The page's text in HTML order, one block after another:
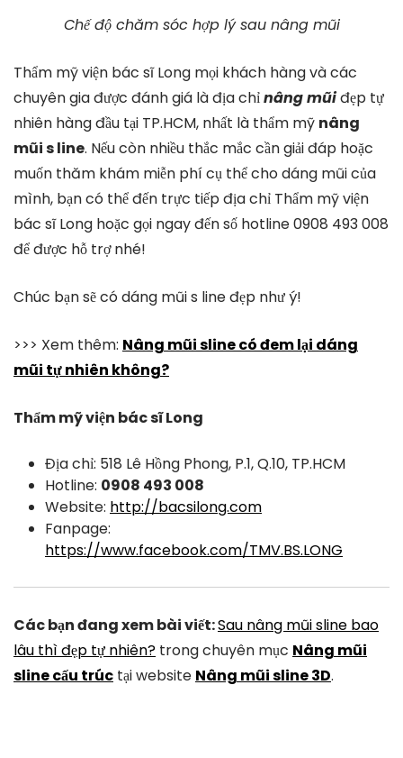
Chế độ chăm sóc hợp lý sau nâng mũi
Thẩm mỹ viện bác sĩ Long mọi khách hàng và các
chuyên gia được đánh giá là địa chỉnâng mũiđẹp tự
nhiên hàng đầu tại TP.HCM, nhất là thẩm mỹ nâng
mũi s line. Nếu còn nhiều thắc mắc cần giải đáp hoặc
muốn thăm khám miễn phí cụ thể cho dáng mũi của
mình, bạn có thể đến trực tiếp địa chỉ Thẩm mỹ viện
bác sĩ Long hoặc gọi ngay đến số hotline 0908 493 008
để được hỗ trợ nhé!
Chúc bạn sẽ có dáng mũi s line đẹp như ý!
>>> Xem thêm: Nâng mũi sline có đem lại dáng
mũi tự nhiên không?
Thẩm mỹ viện bác sĩ Long
Địa chỉ: 518 Lê Hồng Phong, P.1, Q.10, TP.HCM
Hotline: 0908 493 008
Website: http://bacsilong.com
Fanpage:
https://www.facebook.com/TMV.BS.LONG
Các bạn đang xem bài viết:Sau nâng mũi sline bao
lâu thì đẹp tự nhiên? trong chuyên mục Nâng mũi
sline cấu trúc tại website Nâng mũi sline 3D.